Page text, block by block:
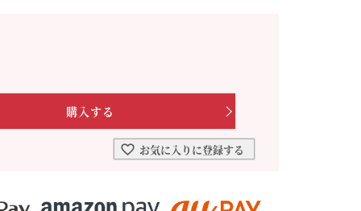
せて一味・七味を選ぶ
お気に入りに登録する